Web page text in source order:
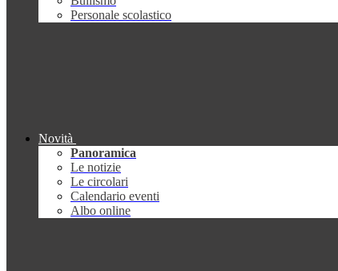
Personale scolastico
Novità
Panoramica
Le notizie
Le circolari
Calendario eventi
Albo online